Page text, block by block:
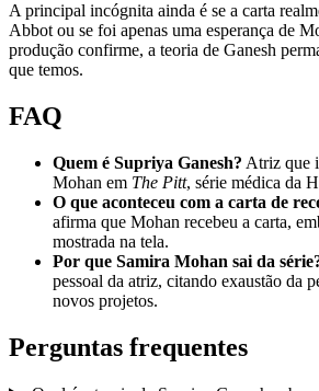
A principal incógnita ainda é se a carta
Abbot ou se foi apenas uma esperança de
produção confirme, a teoria de Ganesh
que temos.
FAQ
Quem é Supriya Ganesh? Atriz que
Mohan em The Pitt, série médica da
O que aconteceu com a carta de
afirma que Mohan recebeu a carta,
mostrada na tela.
Por que Samira Mohan sai da
pessoal da atriz, citando exaustão da
novos projetos.
Perguntas frequentes